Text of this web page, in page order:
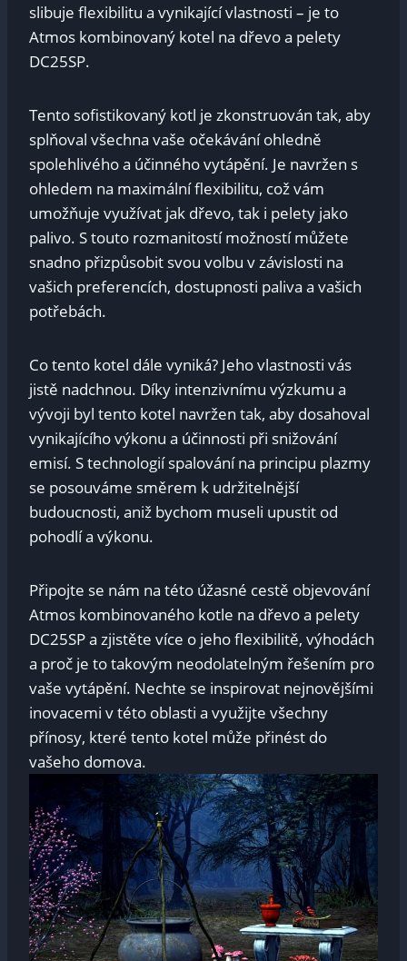
slibuje flexibilitu a vynikající vlastnosti – je to
Atmos kombinovaný kotel na dřevo a pelety
DC25SP.
Tento sofistikovaný kotl je zkonstruován tak, aby
splňoval všechna vaše očekávání ohledně
spolehlivého a účinného vytápění. Je navržen s
ohledem na maximální flexibilitu, což vám
umožňuje využívat jak dřevo, tak i pelety jako
palivo. S touto rozmanitostí možností můžete
snadno přizpůsobit svou volbu v závislosti na
vašich preferencích, dostupnosti paliva a vašich
potřebách.
Co tento kotel dále vyniká? Jeho vlastnosti vás
jistě nadchnou. Díky intenzivnímu výzkumu a
vývoji byl tento kotel navržen tak, aby dosahoval
vynikajícího výkonu a účinnosti při snižování
emisí. S technologií spalování na principu plazmy
se posouváme směrem k udržitelnější
budoucnosti, aniž bychom museli upustit od
pohodlí a výkonu.
Připojte se nám na této úžasné cestě objevování
Atmos kombinovaného kotle na dřevo a pelety
DC25SP a zjistěte více o jeho flexibilitě, výhodách
a proč je to takovým neodolatelným řešením pro
vaše vytápění. Nechte se inspirovat nejnovějšími
inovacemi v této oblasti a využijte všechny
přínosy, které tento kotel může přinést do
vašeho domova.